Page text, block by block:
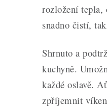
rozložení tepla,
snadno čistí,
Shrnuto a
kuchyně.
každé oslavě.
zpříjemnit